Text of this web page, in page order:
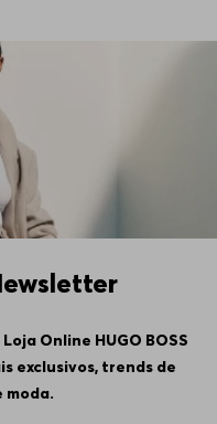
Indisponível
Online HUGO BOSS
exclusivos, trends de
moda.